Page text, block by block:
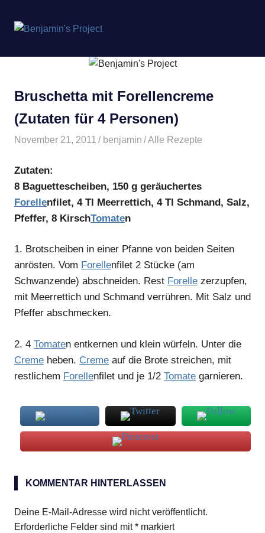
springen
Project
Bruschetta mit Forellencreme
(Zutaten für 4 Personen)
November 21, 2011 benjamin Alle Rezepte
Zutaten:
8 Baguettescheiben, 150 g geräuchertes
Forellenfilet, 4 Tl Meerrettich, 4 Tl Schmand, Salz,
Pfeffer, 8 KirschTomaten
1. Brotscheiben in einer Pfanne von beiden Seiten
anrösten. Vom Forellenfilet 2 Stücke (am
Schwanzende) abschneiden. Rest Forelle zerzupfen,
mit Meerrettich und Schmand verrühren. Mit Salz und
Pfeffer abschmecken.
2. 4 Tomaten entkernen und klein würfeln. Unter die
Creme heben. Creme auf die Brote streichen, mit
restlichem Forellenfilet und je 1/2 Tomate garnieren.
Creme
Forellenfilets
KOMMENTAR HINTERLASSEN
Deine E-Mail-Adresse wird nicht veröffentlicht.
Erforderliche Felder sind mit* markiert